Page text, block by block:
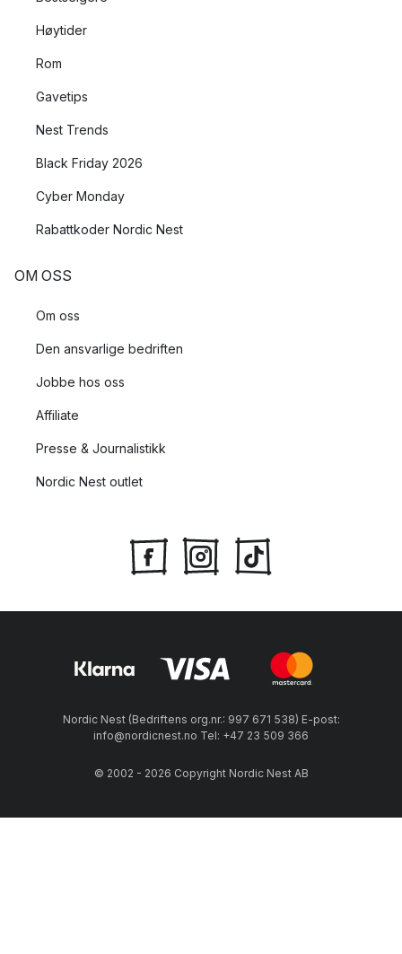
Høytider
Rom
Gavetips
Nest Trends
Black Friday 2026
Cyber Monday
Rabattkoder Nordic Nest
OM OSS
Om oss
Den ansvarlige bedriften
Jobbe hos oss
Affiliate
Presse & Journalistikk
Nordic Nest outlet
Nordic Nest (Bedriftens org.nr.: 997 671 538) E-post:
info@nordicnest.no Tel: +47 23 509 366
© 2002 - 2026 Copyright Nordic Nest AB